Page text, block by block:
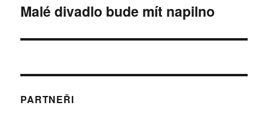
Následující
Malé divadlo bude mít napilno
PARTNEŘI